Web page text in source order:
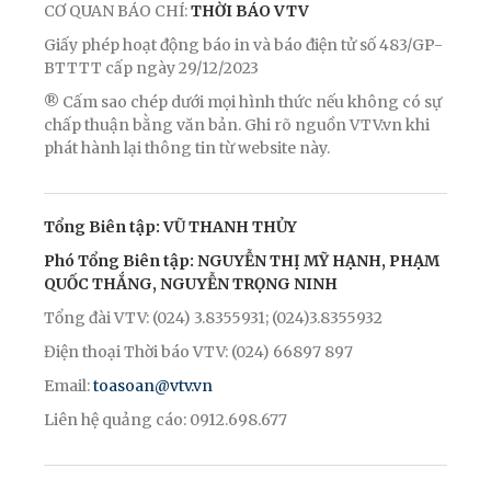
CƠ QUAN BÁO CHÍ:THỜI BÁO VTV
Giấy phép hoạt động báo in và báo điện tử số 483/GP-
BTTTT cấp ngày 29/12/2023
® Cấm sao chép dưới mọi hình thức nếu không có sự
chấp thuận bằng văn bản. Ghi rõ nguồn VTV.vn khi
phát hành lại thông tin từ website này.
Tổng Biên tập: VŨ THANH THỦY
Phó Tổng Biên tập: NGUYỄN THỊ MỸ HẠNH, PHẠM
QUỐC THẮNG, NGUYỄN TRỌNG NINH
Tổng đài VTV: (024) 3.8355931; (024)3.8355932
Điện thoại Thời báo VTV: (024) 66897 897
Email:toasoan@vtv.vn
Liên hệ quảng cáo: 0912.698.677